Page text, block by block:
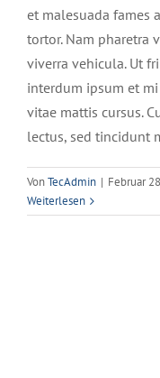
et malesuada fames
tortor. Nam pharetra
viverra vehicula. Ut
interdum ipsum et
vitae mattis cursus.
lectus, sed tincidunt
VonTecAdmin | Februar
Weiterlesen